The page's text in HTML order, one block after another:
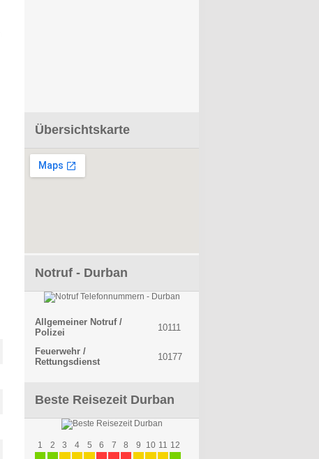
Übersichtskarte
Notruf - Durban
Allgemeiner Notruf /
Polizei
10111
Feuerwehr /
Rettungsdienst
10177
Beste Reisezeit Durban
1 2 3 4 5 6 7 8 9 10 11 12